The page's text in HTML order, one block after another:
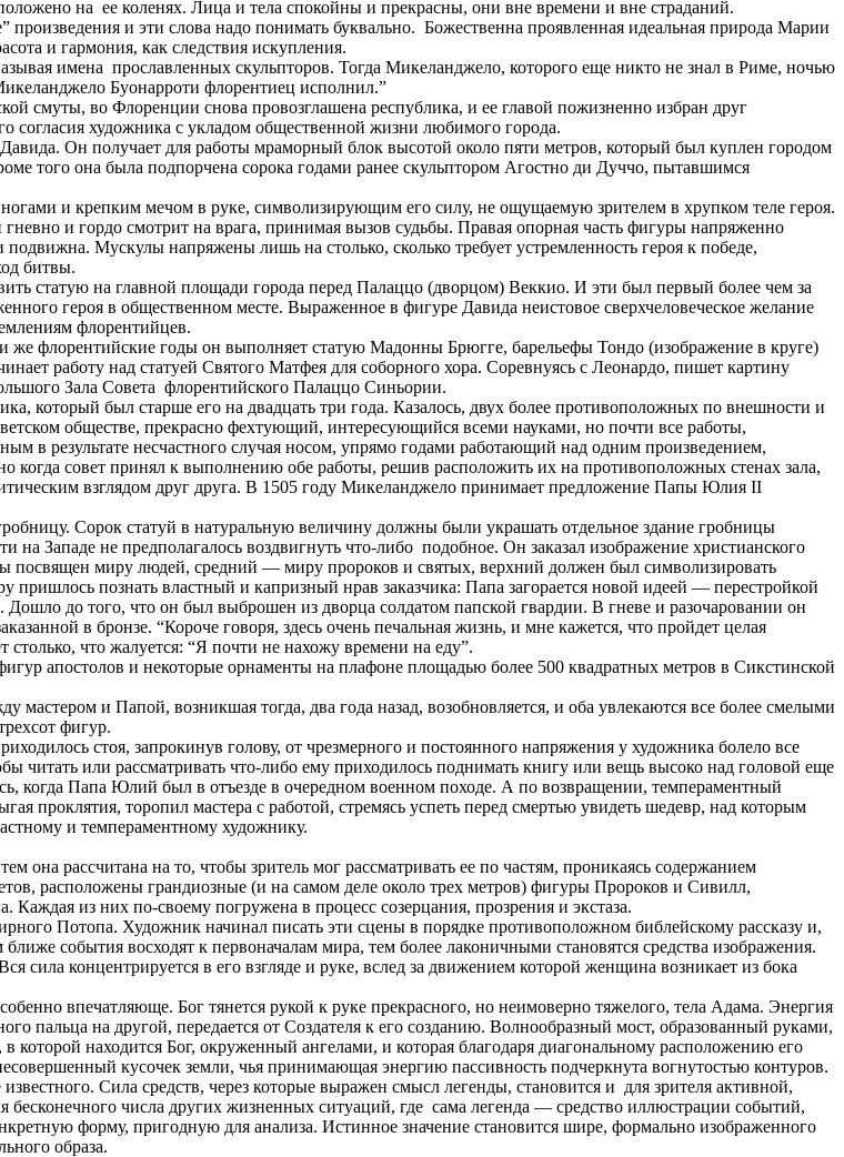
на ее коленях. Лица и тела спокойны и прекрасны, они вне времени и вне страданий.
и эти слова надо понимать буквально. Божественна проявленная идеальная природа Марии
и гармония, как следствия искупления.
имена прославленных скульпторов. Тогда Микеланджело, которого еще никто не знал в Риме, ночью
Буонарроти флорентиец исполнил.”
смуты, во Флоренции снова провозглашена республика, и ее главой пожизненно избран друг
художника с укладом общественной жизни любимого города.
Давида. Он получает для работы мраморный блок высотой около пяти метров, который был куплен городом
того она была подпорчена сорока годами ранее скульптором Агостно ди Дуччо, пытавшимся
и крепким мечом в руке, символизирующим его силу, не ощущаемую зрителем в хрупком теле героя.
и гордо смотрит на врага, принимая вызов судьбы. Правая опорная часть фигуры напряженно
Мускулы напряжены лишь на столько, сколько требует устремленность героя к победе,
битвы.
статую на главной площади города перед Палаццо (дворцом) Веккио. И эти был первый более чем за
героя в общественном месте. Выраженное в фигуре Давида неистовое сверхчеловеческое желание
флорентийцев.
же флорентийские годы он выполняет статую Мадонны Брюгге, барельефы Тондо (изображение в круге)
работу над статуей Святого Матфея для соборного хора. Соревнуясь с Леонардо, пишет картину
Зала Совета флорентийского Палаццо Синьории.
который был старше его на двадцать три года. Казалось, двух более противоположных по внешности и
обществе, прекрасно фехтующий, интересующийся всеми науками, но почти все работы,
в результате несчастного случая носом, упрямо годами работающий над одним произведением,
совет принял к выполнению обе работы, решив расположить их на противоположных стенах зала,
взглядом друг друга. В 1505 году Микеланджело принимает предложение Папы Юлия II
Сорок статуй в натуральную величину должны были украшать отдельное здание гробницы
Западе не предполагалось воздвигнуть что-либо подобное. Он заказал изображение христианского
посвящен миру людей, средний — миру пророков и святых, верхний должен был символизировать
познать властный и капризный нрав заказчика: Папа загорается новой идеей — перестройкой
до того, что он был выброшен из дворца солдатом папской гвардии. В гневе и разочаровании он
в бронзе. “Короче говоря, здесь очень печальная жизнь, и мне кажется, что пройдет целая
что жалуется: “Я почти не нахожу времени на еду”.
апостолов и некоторые орнаменты на плафоне площадью более 500 квадратных метров в Сикстинской
мастером и Папой, возникшая тогда, два года назад, возобновляется, и оба увлекаются все более смелыми
фигур.
стоя, запрокинув голову, от чрезмерного и постоянного напряжения у художника болело все
читать или рассматривать что-либо ему приходилось поднимать книгу или вещь высоко над головой еще
когда Папа Юлий был в отъезде в очередном военном походе. А по возвращении, темпераментный
проклятия, торопил мастера с работой, стремясь успеть перед смертью увидеть шедевр, над которым
и темпераментному художнику.
она рассчитана на то, чтобы зритель мог рассматривать ее по частям, проникаясь содержанием
расположены грандиозные (и на самом деле около трех метров) фигуры Пророков и Сивилл,
из них по-своему погружена в процесс созерцания, прозрения и экстаза.
Потопа. Художник начинал писать эти сцены в порядке противоположном библейскому рассказу и,
события восходят к первоначалам мира, тем более лаконичными становятся средства изображения.
концентрируется в его взгляде и руке, вслед за движением которой женщина возникает из бока
впечатляюще. Бог тянется рукой к руке прекрасного, но неимоверно тяжелого, тела Адама. Энергия
пальца на другой, передается от Создателя к его созданию. Волнообразный мост, образованный руками,
находится Бог, окруженный ангелами, и которая благодаря диагональному расположению его
кусочек земли, чья принимающая энергию пассивность подчеркнута вогнутостью контуров.
Сила средств, через которые выражен смысл легенды, становится и для зрителя активной,
числа других жизненных ситуаций, где сама легенда — средство иллюстрации событий,
форму, пригодную для анализа. Истинное значение становится шире, формально изображенного
образа.